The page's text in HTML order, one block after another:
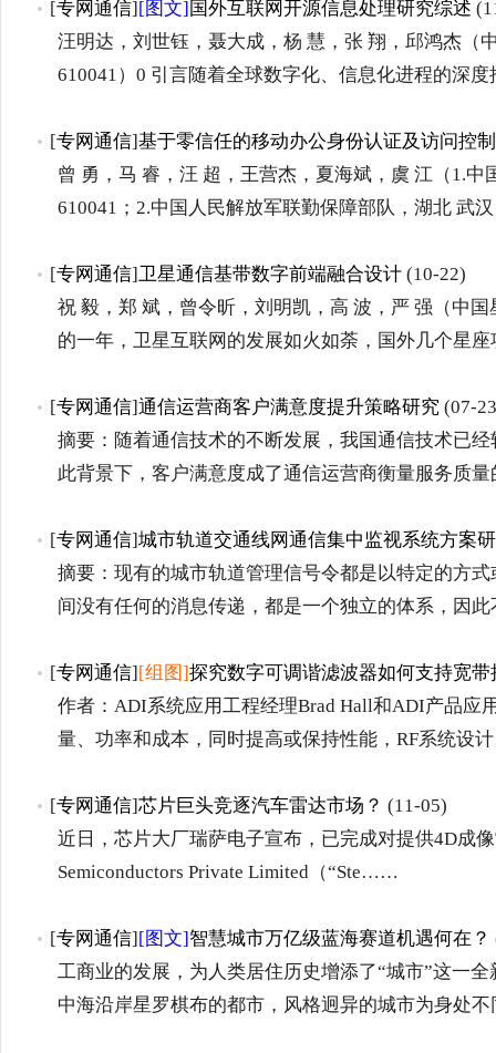
[专网通信][图文]国外互联网开源信息处理研究综述
汪明达，刘世钰，聂大成，杨 慧，张 翔，邱鸿杰（
610041）0 引言随着全球数字化、信息化进程的深
[专网通信]基于零信任的移动办公身份认证及访问控
曾 勇，马 睿，汪 超，王营杰，夏海斌，虞 江（1.
610041；2.中国人民解放军联勤保障部队，湖北 武
[专网通信]卫星通信基带数字前端融合设计 (10-22)
祝 毅，郑 斌，曾令昕，刘明凯，高 波，严 强（中
的一年，卫星互联网的发展如火如荼，国外几个星
[专网通信]通信运营商客户满意度提升策略研究 (07-
摘要：随着通信技术的不断发展，我国通信技术已
此背景下，客户满意度成了通信运营商衡量服务质
[专网通信]城市轨道交通线网通信集中监视系统方案
摘要：现有的城市轨道管理信号令都是以特定的方
间没有任何的消息传递，都是一个独立的体系，因
[专网通信][组图]探究数字可调谐滤波器如何支持宽带
作者：ADI系统应用工程经理Brad Hall和ADI产品应
量、功率和成本，同时提高或保持性能，RF系统设
[专网通信]芯片巨头竞逐汽车雷达市场？ (11-05)
近日，芯片大厂瑞萨电子宣布，已完成对提供4D成
Semiconductors Private Limited（“Ste……
[专网通信][图文]智慧城市万亿级蓝海赛道机遇何在？
工商业的发展，为人类居住历史增添了“城市”这一
中海沿岸星罗棋布的都市，风格迥异的城市为身处